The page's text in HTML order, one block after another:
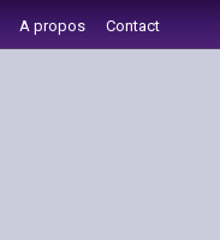
A propos Contact